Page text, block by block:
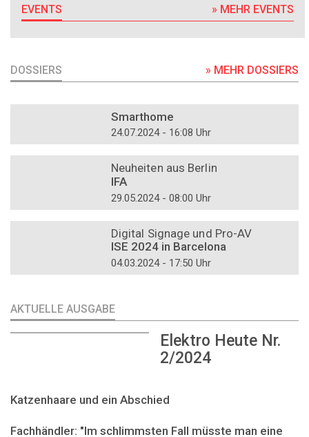
EVENTS » MEHR EVENTS
DOSSIERS » MEHR DOSSIERS
Smarthome
24.07.2024 - 16:08 Uhr
Neuheiten aus Berlin
IFA
29.05.2024 - 08:00 Uhr
Digital Signage und Pro-AV
ISE 2024 in Barcelona
04.03.2024 - 17:50 Uhr
AKTUELLE AUSGABE
Elektro Heute Nr.
2/2024
Katzenhaare und ein Abschied
Fachhändler: "Im schlimmsten Fall müsste man eine